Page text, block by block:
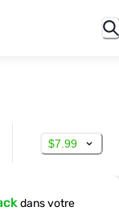
$7.99
dans votre